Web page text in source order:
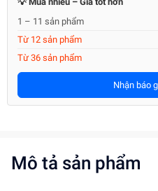
1 – 11 sản phẩm
Từ 12 sản phẩm
Từ 36 sản phẩm
Nhận báo
Mô tả sản phẩm